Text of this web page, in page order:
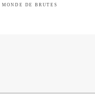
DE BRUTES